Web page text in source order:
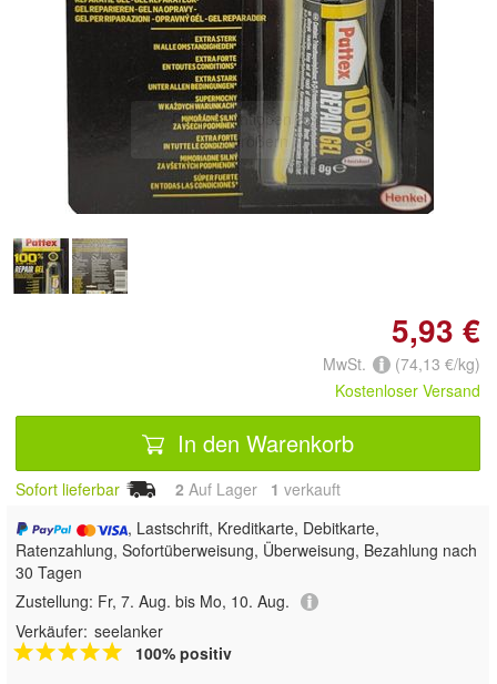
Doppelt antippen zum
vergrößern
5,93 €
MwSt.
(74,13 €/kg)
Kostenloser Versand
In den Warenkorb
Sofort lieferbar 2 Auf Lager 1 verkauft
, Lastschrift, Kreditkarte, Debitkarte,
Ratenzahlung, Sofortüberweisung, Überweisung, Bezahlung nach
30 Tagen
Zustellung: Fr, 7. Aug. bis Mo, 10. Aug.
Verkäufer: seelanker
100% positiv